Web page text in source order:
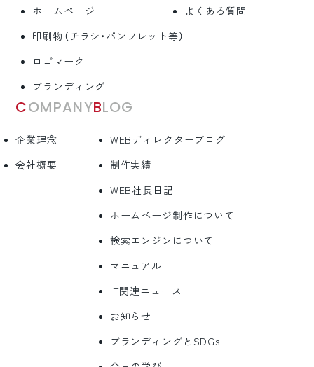
ホームページ
印刷物（チラシ・パンフレット等）
ロゴマーク
ブランディング
よくある質問
COMPANY
企業理念
会社概要
BLOG
WEBディレクターブログ
制作実績
WEB社長日記
ホームページ制作について
検索エンジンについて
マニュアル
IT関連ニュース
お知らせ
ブランディングとSDGs